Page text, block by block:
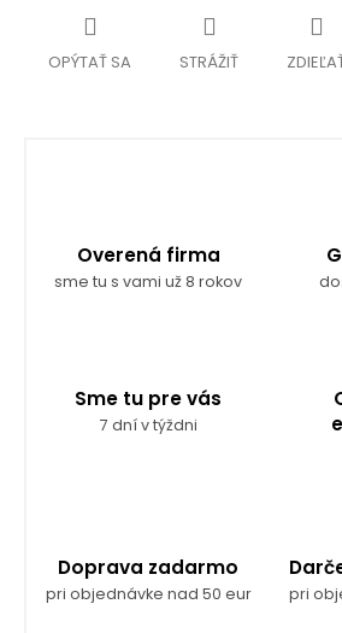
OPÝTAŤ SA STRÁŽIŤ
Overená firma
sme tu s vami už 8 rokov
Sme tu pre vás
7 dní v týždni
Doprava zadarmo
pri objednávke nad 50 eur pri